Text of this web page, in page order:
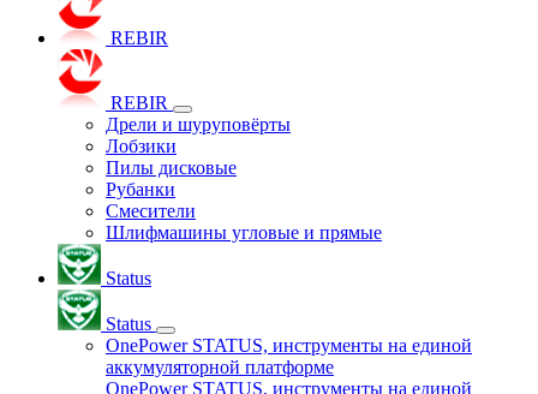
REBIR
REBIR
Дрели и шуруповёрты
Лобзики
Пилы дисковые
Рубанки
Смесители
Шлифмашины угловые и прямые
Status
Status
OnePower STATUS, инструменты на единой
аккумуляторной платформе
OnePower STATUS, инструменты на единой